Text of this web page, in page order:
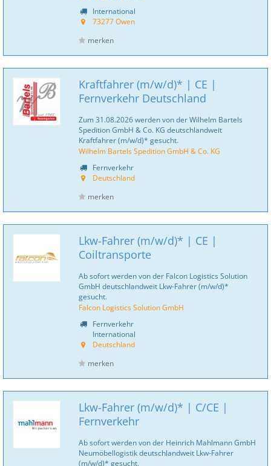
International
73277 Owen
merken
Kraftfahrer (m/w/d)* | CE |
Fernverkehr Deutschland
Zum 31.08.2026 werden von der Wilhelm Bartels
Spedition GmbH & Co. KG deutschlandweit
Kraftfahrer (m/w/d)* gesucht.
Wilhelm Bartels Spedition GmbH & Co. KG
Fernverkehr
Deutschland
merken
Lkw-Fahrer (m/w/d)* | CE |
Coiltransporte
Ab sofort werden von der Falcon Logistics Solution
GmbH deutschlandweit Lkw-Fahrer (m/w/d)*
gesucht.
Falcon Logistics Solution GmbH
Fernverkehr
International
Deutschland
merken
Lkw-Fahrer (m/w/d)* | C/CE |
Fernverkehr
Ab sofort werden von der Heinrich Mahlmann GmbH
Neumöbellogistik deutschlandweit Lkw-Fahrer
(m/w/d)* gesucht.